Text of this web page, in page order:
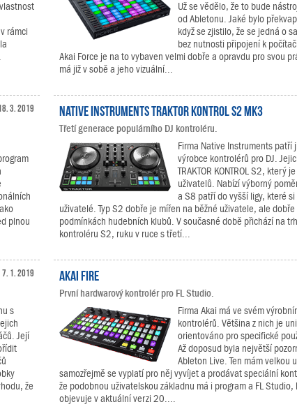
rámci
Už se vědělo, že to bude
od Abletonu. Jaké bylo
když se zjistilo, že se jedná o
bez nutnosti připojení k počítači.
Akai Force je na to vybaven velmi dobře a opravdu pro svou
má již v sobě a jeho vizuální...
3. 2019
plnou
Native Instruments TRAKTOR KONTROL S2 MK3
Třetí generace populárního DJ kontroléru.
Firma Native Instruments patří
výrobce kontrolérů pro DJ.
TRAKTOR KONTROL S2, který
uživatelů. Nabízí výborný
a S8 patří do vyšší ligy, které
uživatelé. Typ S2 dobře je mířen na běžné uživatele, ale
podmínkách hudebních klubů. V současné době přichází na
kontroléru S2, ruku v ruce s třetí...
7. 1. 2019
s
Její
že
Akai Fire
První hardwarový kontrolér pro FL Studio.
Firma Akai má ve svém
kontrolérů. Většina z nich je
orientováno pro specifické
Až doposud byla největší
Ableton Live. Ten mám velkou
samozřejmě se vyplatí pro něj vyvíjet a prodávat speciální
že podobnou uživatelskou základnu má i program a FL
objevuje v aktuální verzi 20....